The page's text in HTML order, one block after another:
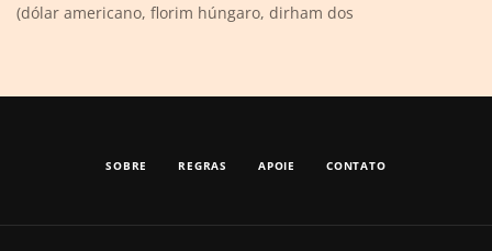
(dólar americano, florim húngaro, dirham dos
SOBRE REGRAS APOIE CONTATO